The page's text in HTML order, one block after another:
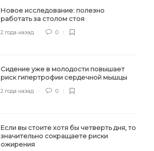
Новое исследование: полезно
работать за столом стоя
2 года назад 0
Сидение уже в молодости повышает
риск гипертрофии сердечной мышцы
2 года назад 0
Если вы стоите хотя бы четверть дня, то
значительно сокращаете риски
ожирения